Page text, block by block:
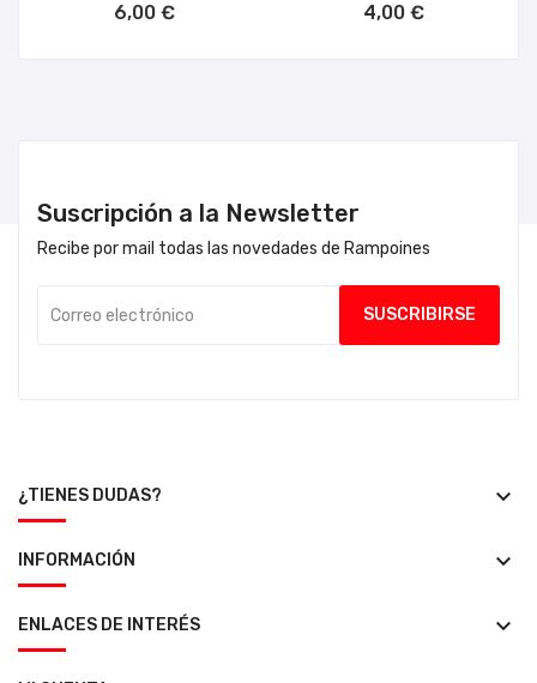
6,00 € 4,00 €
Suscripción a la Newsletter
Recibe por mail todas las novedades de Rampoines
¿TIENES DUDAS? keyboard_arrow_down
INFORMACIÓN keyboard_arrow_down
ENLACES DE INTERÉS keyboard_arrow_down